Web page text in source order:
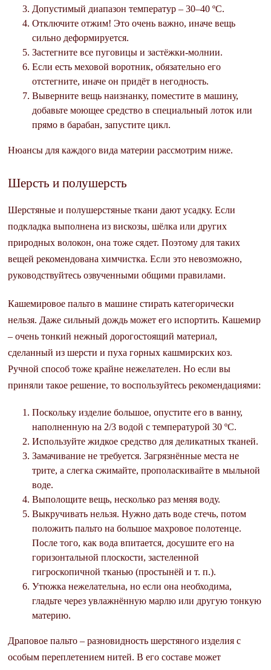
Допустимый диапазон температур – 30–40 ºС.
Отключите отжим! Это очень важно, иначе вещь
сильно деформируется.
Застегните все пуговицы и застёжки-молнии.
Если есть меховой воротник, обязательно его
отстегните, иначе он придёт в негодность.
Выверните вещь наизнанку, поместите в машину,
добавьте моющее средство в специальный лоток или
прямо в барабан, запустите цикл.
Нюансы для каждого вида материи рассмотрим ниже.
Шерсть и полушерсть
Шерстяные и полушерстяные ткани дают усадку. Если
подкладка выполнена из вискозы, шёлка или других
природных волокон, она тоже сядет. Поэтому для таких
вещей рекомендована химчистка. Если это невозможно,
руководствуйтесь озвученными общими правилами.
Кашемировое пальто в машине стирать категорически
нельзя. Даже сильный дождь может его испортить. Кашемир
– очень тонкий нежный дорогостоящий материал,
сделанный из шерсти и пуха горных кашмирских коз.
Ручной способ тоже крайне нежелателен. Но если вы
приняли такое решение, то воспользуйтесь рекомендациями:
Поскольку изделие большое, опустите его в ванну,
наполненную на 2/3 водой с температурой 30 ºС.
Используйте жидкое средство для деликатных тканей.
Замачивание не требуется. Загрязнённые места не
трите, а слегка сжимайте, прополаскивайте в мыльной
воде.
Выполощите вещь, несколько раз меняя воду.
Выкручивать нельзя. Нужно дать воде стечь, потом
положить пальто на большое махровое полотенце.
После того, как вода впитается, досушите его на
горизонтальной плоскости, застеленной
гигроскопичной тканью (простынёй и т. п.).
Утюжка нежелательна, но если она необходима,
гладьте через увлажнённую марлю или другую тонкую
материю.
Драповое пальто – разновидность шерстяного изделия с
особым переплетением нитей. В его составе может